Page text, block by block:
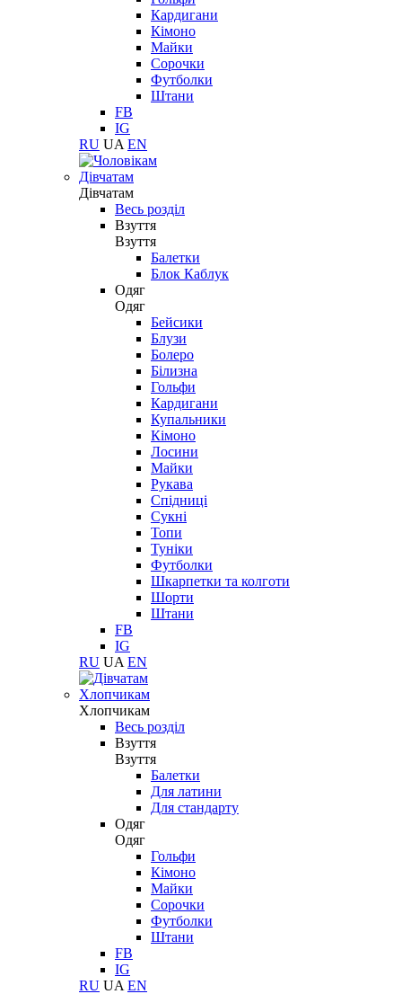
Кардигани
Кімоно
Майки
Сорочки
Футболки
Штани
FB
IG
RU UA EN
Дівчатам
Дівчатам
Весь розділ
Взуття
Взуття
Балетки
Блок Каблук
Одяг
Одяг
Бейсики
Блузи
Болеро
Білизна
Гольфи
Кардигани
Купальники
Кімоно
Лосини
Майки
Рукава
Спідниці
Сукні
Топи
Туніки
Футболки
Шкарпетки та колготи
Шорти
Штани
FB
IG
RU UA EN
Хлопчикам
Хлопчикам
Весь розділ
Взуття
Взуття
Балетки
Для латини
Для стандарту
Одяг
Одяг
Гольфи
Кімоно
Майки
Сорочки
Футболки
Штани
FB
IG
RU UA EN